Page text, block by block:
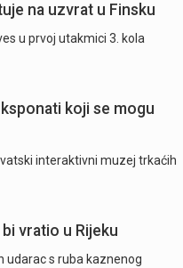
na uzvrat u Finsku
u prvoj utakmici 3. kola
koji se mogu
interaktivni muzej trkaćih
vratio u Rijeku
udarac s ruba kaznenog